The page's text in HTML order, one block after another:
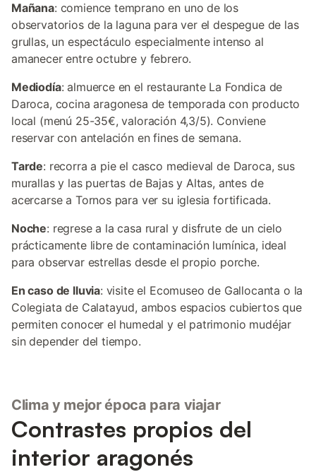
Mañana: comience temprano en uno de los
observatorios de la laguna para ver el despegue de las
grullas, un espectáculo especialmente intenso al
amanecer entre octubre y febrero.
Mediodía: almuerce en el restaurante La Fondica de
Daroca, cocina aragonesa de temporada con producto
local (menú 25-35€, valoración 4,3/5). Conviene
reservar con antelación en fines de semana.
Tarde: recorra a pie el casco medieval de Daroca, sus
murallas y las puertas de Bajas y Altas, antes de
acercarse a Tornos para ver su iglesia fortificada.
Noche: regrese a la casa rural y disfrute de un cielo
prácticamente libre de contaminación lumínica, ideal
para observar estrellas desde el propio porche.
En caso de lluvia: visite el Ecomuseo de Gallocanta o la
Colegiata de Calatayud, ambos espacios cubiertos que
permiten conocer el humedal y el patrimonio mudéjar
sin depender del tiempo.
Clima y mejor época para viajar
Contrastes propios del
interior aragonés